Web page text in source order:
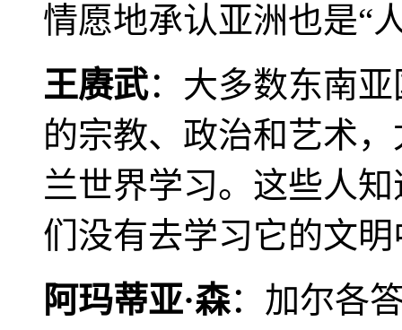
情愿地承认亚洲也是“
王赓武：大多数东南
的宗教、政治和艺术
兰世界学习。这些人
们没有去学习它的文
阿玛蒂亚·森：加尔各